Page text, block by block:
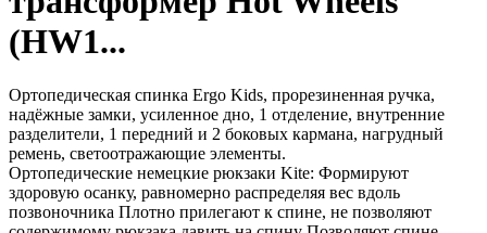
(HW1...
Ортопедическая спинка Ergo Kids, прорезиненная ручка,
надёжные замки, усиленное дно, 1 отделение, внутренние
разделители, 1 передний и 2 боковых кармана, нагрудный
ремень, светоотражающие элементы.
Ортопедические немецкие рюкзаки Kite: Формируют
здоровую осанку, равномерно распределяя вес вдоль
позвоночника Плотно прилегают к спине, не позволяют